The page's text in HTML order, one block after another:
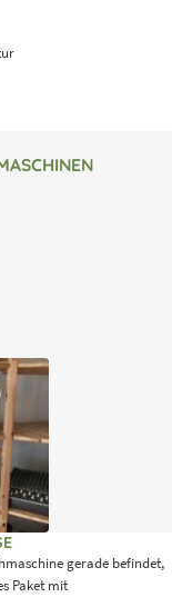
gerade befindet,
Paket mit